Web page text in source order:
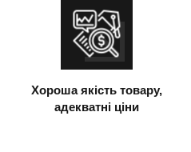
Хороша якість товару,
адекватні ціни